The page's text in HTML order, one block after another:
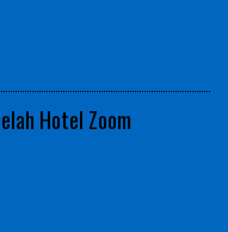
Hotel Zoom